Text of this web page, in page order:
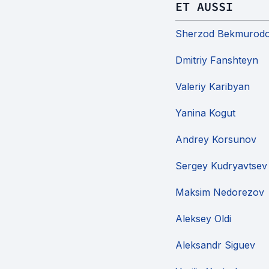
ET AUSSI
Sherzod
Dmitriy Fanshteyn
Valeriy Karibyan
Yanina Kogut
Andrey Korsunov
Sergey Kudryavtsev
Maksim Nedorezov
Aleksey Oldi
Aleksandr Siguev